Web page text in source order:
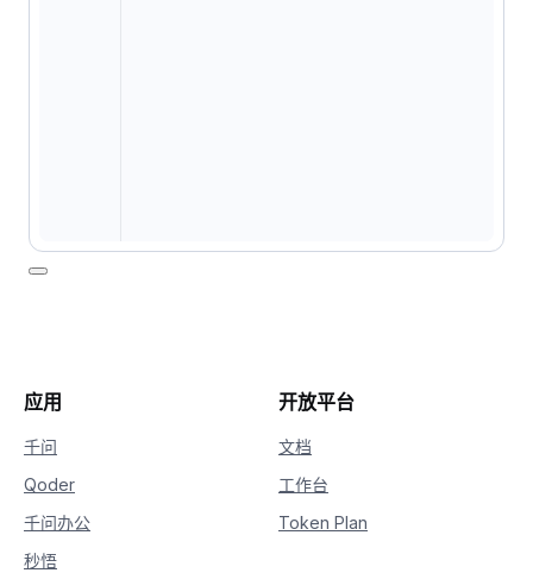
应用
千问
Qoder
千问办公
秒悟
开放平台
文档
工作台
Token Plan